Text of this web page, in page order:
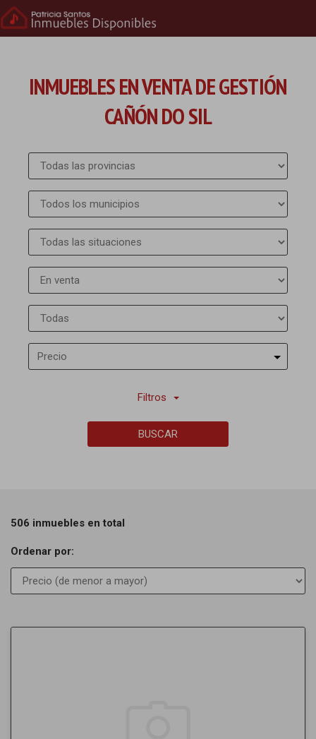
INMUEBLES EN VENTA DE GESTIÓN
CAÑÓN DO SIL
Precio
Filtros
BUSCAR
506 inmuebles en total
Ordenar por: